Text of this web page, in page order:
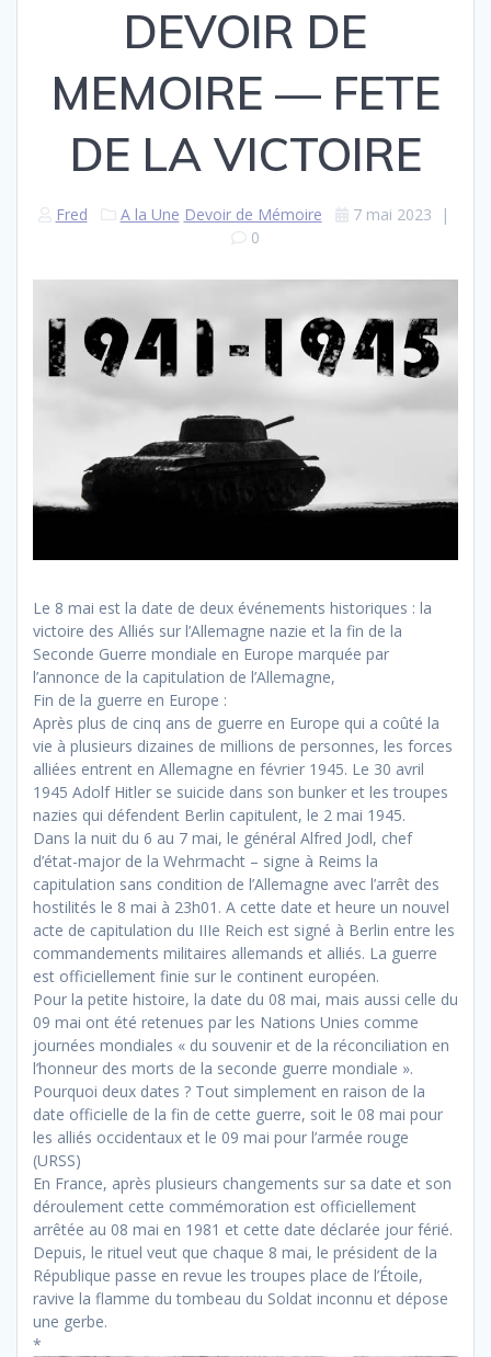
DEVOIR DE
MEMOIRE — FETE
DE LA VICTOIRE
Fred A la Une Devoir de Mémoire 7 mai 2023 |
0
Le 8 mai est la date de deux événements historiques : la
victoire des Alliés sur l’Allemagne nazie et la fin de la
Seconde Guerre mondiale en Europe marquée par
l’annonce de la capitulation de l’Allemagne,
Fin de la guerre en Europe :
Après plus de cinq ans de guerre en Europe qui a coûté la
vie à plusieurs dizaines de millions de personnes, les forces
alliées entrent en Allemagne en février 1945. Le 30 avril
1945 Adolf Hitler se suicide dans son bunker et les troupes
nazies qui défendent Berlin capitulent, le 2 mai 1945.
Dans la nuit du 6 au 7 mai, le général Alfred Jodl, chef
d’état-major de la Wehrmacht – signe à Reims la
capitulation sans condition de l’Allemagne avec l’arrêt des
hostilités le 8 mai à 23h01. A cette date et heure un nouvel
acte de capitulation du IIIe Reich est signé à Berlin entre les
commandements militaires allemands et alliés. La guerre
est officiellement finie sur le continent européen.
Pour la petite histoire, la date du 08 mai, mais aussi celle du
09 mai ont été retenues par les Nations Unies comme
journées mondiales « du souvenir et de la réconciliation en
l’honneur des morts de la seconde guerre mondiale ».
Pourquoi deux dates ? Tout simplement en raison de la
date officielle de la fin de cette guerre, soit le 08 mai pour
les alliés occidentaux et le 09 mai pour l’armée rouge
(URSS)
En France, après plusieurs changements sur sa date et son
déroulement cette commémoration est officiellement
arrêtée au 08 mai en 1981 et cette date déclarée jour férié.
Depuis, le rituel veut que chaque 8 mai, le président de la
République passe en revue les troupes place de l’Étoile,
ravive la flamme du tombeau du Soldat inconnu et dépose
une gerbe.
*